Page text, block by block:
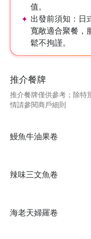
值。
出發前須知： 日
寬敞適合聚餐，
鬆不拘謹。
推介餐牌
推介餐牌僅供參考；除特
情請參閱商戶細則
鰻魚牛油果卷
辣味三文魚卷
海老天婦羅卷